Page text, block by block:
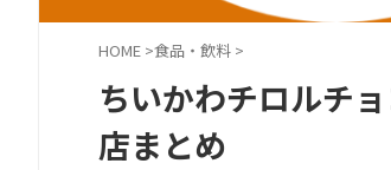
HOME >食品・飲料 >
ちいかわチロルチ
店まとめ